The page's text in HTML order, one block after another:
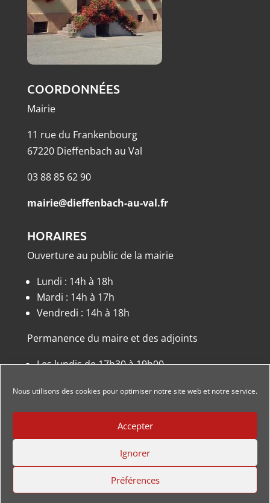
Nous utilisons des cookies pour optimiser notre site web et notre service.
Accepter
Ignorer
Préférences
COORDONNÉES
Mairie
11 rue du Frankenbourg
67220 Dieffenbach au Val
03 88 85 62 90
mairie@dieffenbach-au-val.fr
HORAIRES
Ouverture au public de la mairie
Lundi : 14h à 18h
Mardi : 14h à 17h
Vendredi : 14h à 18h
Permanence du maire et des adjoints
Les lundis de 17h30 à 19h00
ConceptionDismeo| Tous droits réservés ‘Dieffenbach au